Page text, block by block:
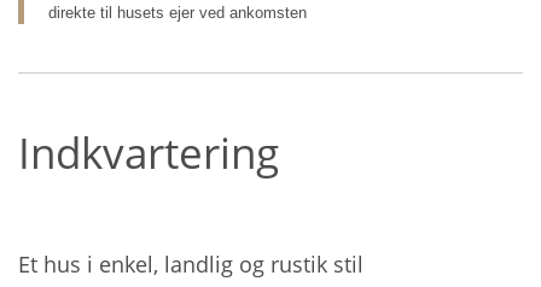
direkte til husets ejer ved ankomsten
Indkvartering
Et hus i enkel, landlig og rustik stil